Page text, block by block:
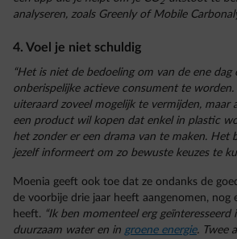
analyseren, zoals Greenly of Mobile
4. Voel je niet schuldig
“Het is niet de bedoeling om van de ene dag
onberispelijke actieve consument te
uiteraard zoveel mogelijk te vermijden, maar
een product wil kopen dat enkel in plastic
het zonder er een drama van te maken. Het
jezelf informeert om zo bewuste keuzes te
Moenia geeft ook toe dat ze ondanks de
de voorbije drie jaar heeft aangenomen, nog
heeft. “Ik ben momenteel erg
duurzaam water en in groene energie. Twee